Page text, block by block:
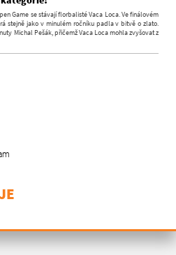
Game se stávají florbalisté Vaca Loca. Ve finálovém
stejně jako v minulém ročníku padla v bitvě o zlato.
Michal Pešák, přičemž Vaca Loca mohla zvyšovat z